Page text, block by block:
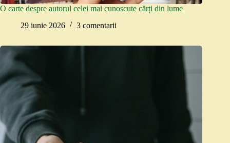
O carte despre autorul celei mai cunoscute cărți din lume
29 iunie 2026
3 comentarii